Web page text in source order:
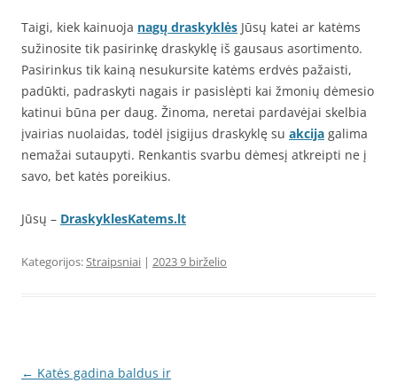
Taigi, kiek kainuoja nagų draskyklės Jūsų katei ar katėms
sužinosite tik pasirinkę draskyklę iš gausaus asortimento.
Pasirinkus tik kainą nesukursite katėms erdvės pažaisti,
padūkti, padraskyti nagais ir pasislėpti kai žmonių dėmesio
katinui būna per daug. Žinoma, neretai pardavėjai skelbia
įvairias nuolaidas, todėl įsigijus draskyklę su akcija galima
nemažai sutaupyti. Renkantis svarbu dėmesį atkreipti ne į
savo, bet katės poreikius.
Jūsų – DraskyklesKatems.lt
Kategorijos:Straipsniai | 2023 9 birželio
Įrašo
← Katės gadina baldus ir